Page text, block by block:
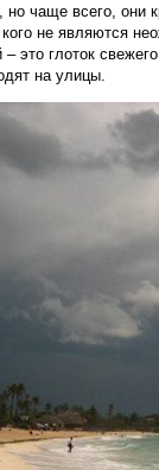
чаще всего, они
не являются
это глоток
на улицы.